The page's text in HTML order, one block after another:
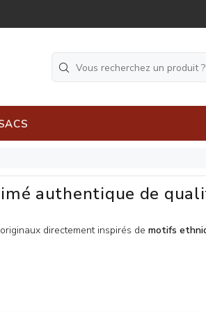
authentique de
directement inspirés de motifs
africain